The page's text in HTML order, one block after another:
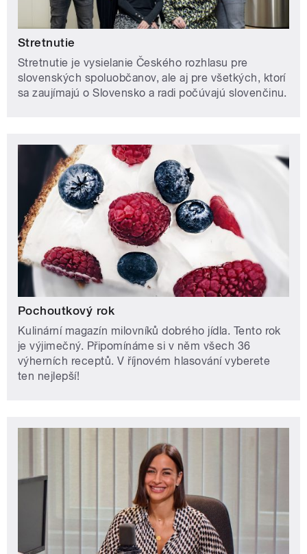
Stretnutie
Stretnutie je vysielanie Českého rozhlasu pre
slovenských spoluobčanov, ale aj pre všetkých, ktorí
sa zaujímajú o Slovensko a radi počúvajú slovenčinu.
Pochoutkový rok
Kulinární magazín milovníků dobrého jídla. Tento rok
je výjimečný. Připomínáme si v něm všech 36
výherních receptů. V říjnovém hlasování vyberete
ten nejlepší!